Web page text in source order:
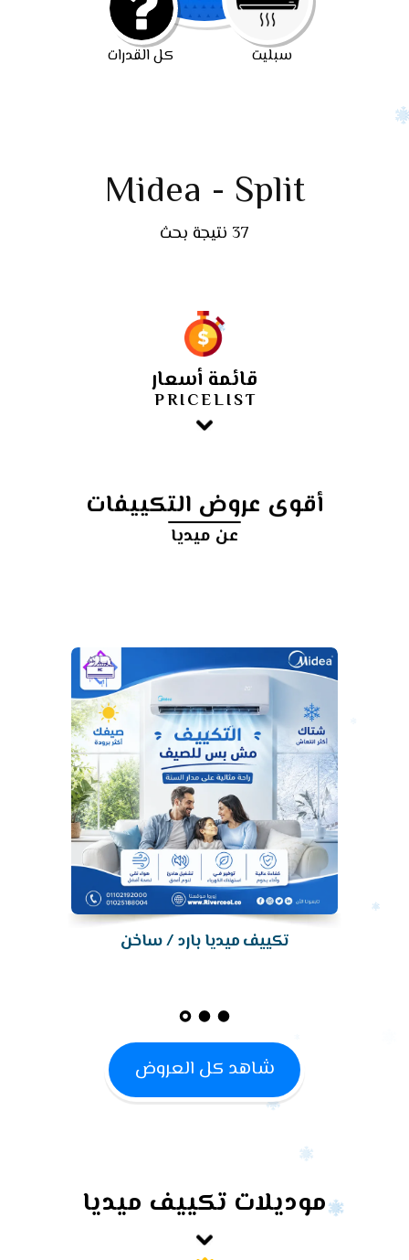
كل القدرات سبليت
Midea - Split
37 نتيجة بحث
قائمة أسعار
PRICELIST
أقوى عروض التكييفات
عن ميديا
تكييف ميديا بارد / ساخن
شاهد كل العروض
موديلات تكييف ميديا